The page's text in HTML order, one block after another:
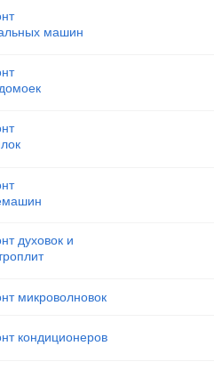
машин
духовок и
микроволновок
кондиционеров